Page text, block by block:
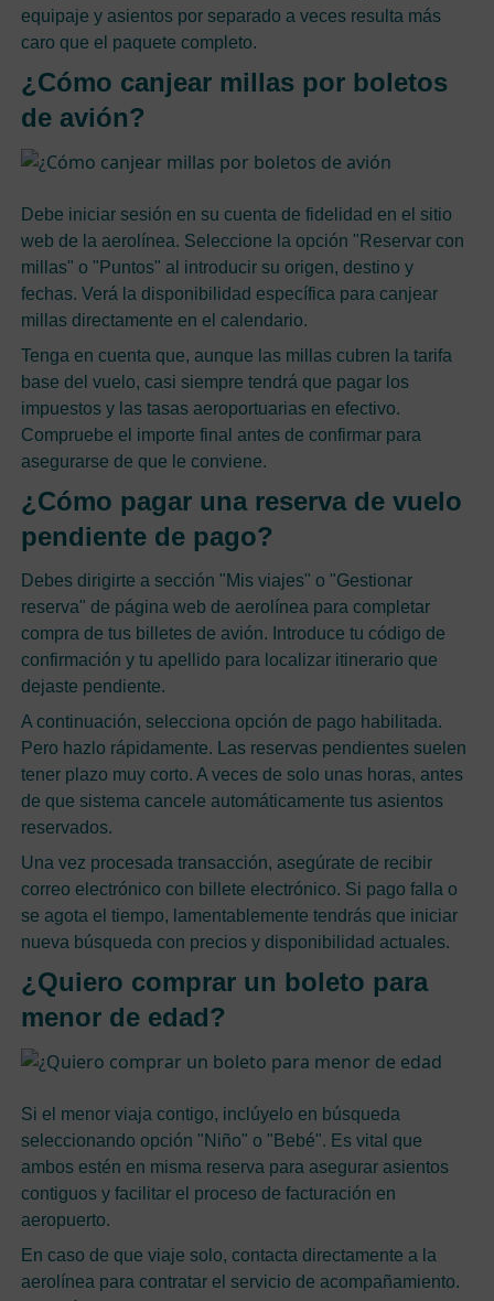
equipaje y asientos por separado a veces resulta más
caro que el paquete completo.
¿Cómo canjear millas por boletos
de avión?
Debe iniciar sesión en su cuenta de fidelidad en el sitio
web de la aerolínea. Seleccione la opción "Reservar con
millas" o "Puntos" al introducir su origen, destino y
fechas. Verá la disponibilidad específica para canjear
millas directamente en el calendario.
Tenga en cuenta que, aunque las millas cubren la tarifa
base del vuelo, casi siempre tendrá que pagar los
impuestos y las tasas aeroportuarias en efectivo.
Compruebe el importe final antes de confirmar para
asegurarse de que le conviene.
¿Cómo pagar una reserva de vuelo
pendiente de pago?
Debes dirigirte a sección "Mis viajes" o "Gestionar
reserva" de página web de aerolínea para completar
compra de tus billetes de avión. Introduce tu código de
confirmación y tu apellido para localizar itinerario que
dejaste pendiente.
A continuación, selecciona opción de pago habilitada.
Pero hazlo rápidamente. Las reservas pendientes suelen
tener plazo muy corto. A veces de solo unas horas, antes
de que sistema cancele automáticamente tus asientos
reservados.
Una vez procesada transacción, asegúrate de recibir
correo electrónico con billete electrónico. Si pago falla o
se agota el tiempo, lamentablemente tendrás que iniciar
nueva búsqueda con precios y disponibilidad actuales.
¿Quiero comprar un boleto para
menor de edad?
Si el menor viaja contigo, inclúyelo en búsqueda
seleccionando opción "Niño" o "Bebé". Es vital que
ambos estén en misma reserva para asegurar asientos
contiguos y facilitar el proceso de facturación en
aeropuerto.
En caso de que viaje solo, contacta directamente a la
aerolínea para contratar el servicio de acompañamiento.